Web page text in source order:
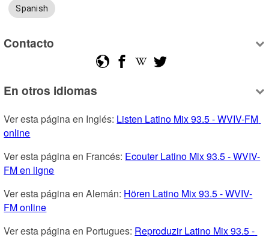
Spanish
Contacto
En otros idiomas
Ver esta página en Inglés: Listen Latino Mix 93.5 - WVIV-FM
online
Ver esta página en Francés: Ecouter Latino Mix 93.5 - WVIV-
FM en ligne
Ver esta página en Alemán: Hören Latino Mix 93.5 - WVIV-
FM online
Ver esta página en Portugues: Reproduzir Latino Mix 93.5 -